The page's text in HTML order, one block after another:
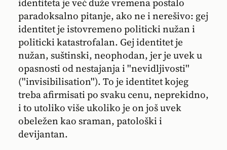
paradoksalno pitanje, ako ne i nerešivo: gej
identitet je istovremeno politicki nužan i
politicki katastrofalan. Gej identitet je
nužan, suštinski, neophodan, jer je uvek u
opasnosti od nestajanja i ''nevidljivosti''
(''invisibilisation''). To je identitet kojeg
treba afirmisati po svaku cenu, neprekidno,
i to utoliko više ukoliko je on još uvek
obeležen kao sraman, patološki i
devijantan.